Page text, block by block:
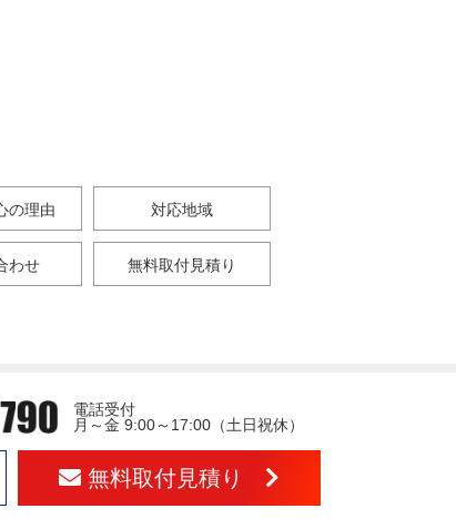
の理由 対応地域
わせ 無料取付見積り
電話受付
月～金 9:00～17:00（土日祝休）
無料取付見積り